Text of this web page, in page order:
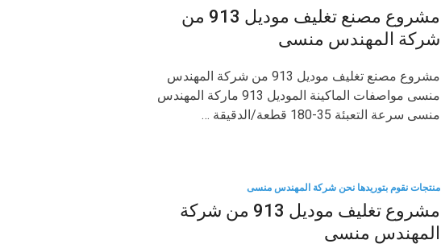
مشروع مصنع تغليف موديل 913 من
شركة المهندس منسى
مشروع مصنع تغليف موديل 913 من شركة المهندس
منسى مواصفات الماكينة الموديل 913 ماركة المهندس
منسى سرعة التعبئة 35-180 قطعة/الدقيقة …
منتجات نقوم بتوريدها نحن شركة المهندس منسى
مشروع تغليف موديل 913 من شركة
المهندس منسى